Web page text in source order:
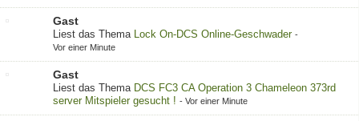
Gast
Liest das Thema Lock On-DCS Online-Geschwader -
Vor einer Minute
Gast
Liest das Thema DCS FC3 CA Operation 3 Chameleon 373rd
server Mitspieler gesucht ! - Vor einer Minute